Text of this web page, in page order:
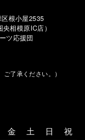
根小屋2535
相模原IC店）
ツ応援団
了承ください。）
金 土 日 祝